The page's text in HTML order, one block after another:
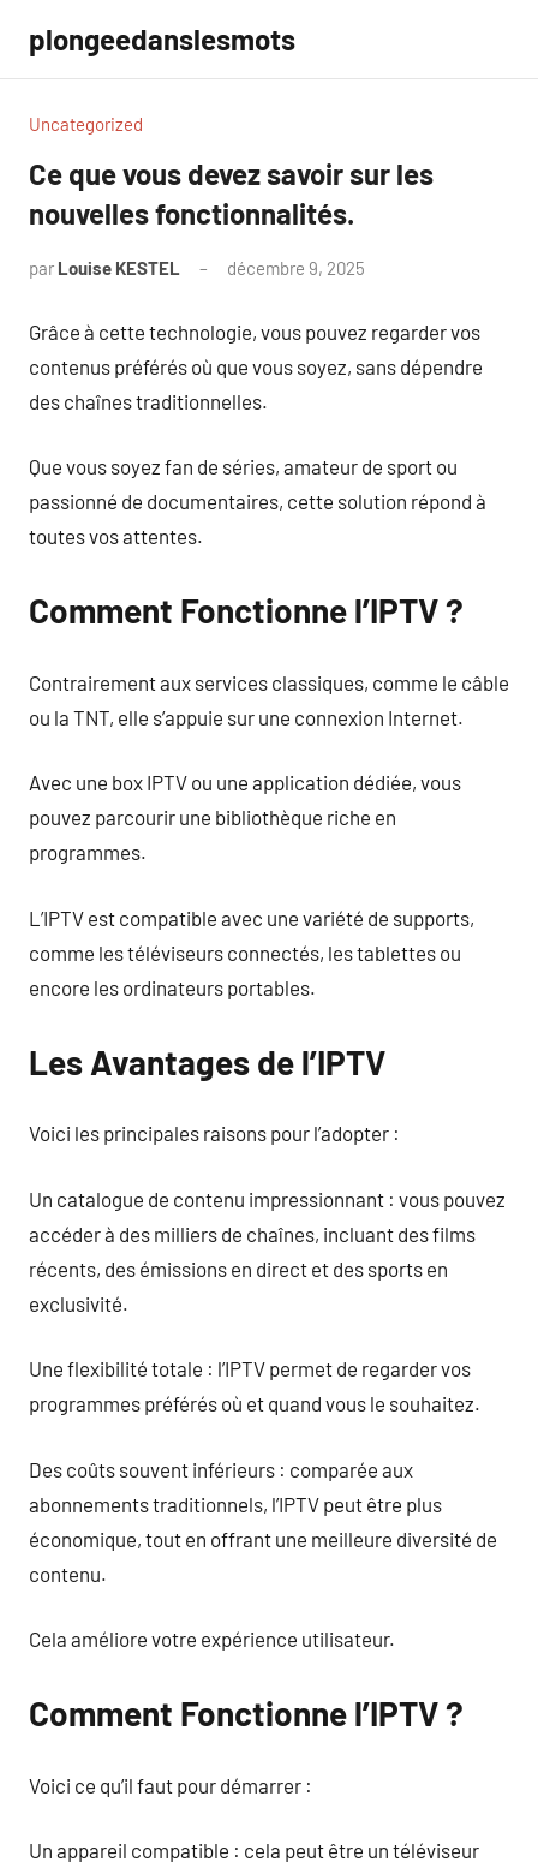
contenu
plongeedanslesmots
Uncategorized
Ce que vous devez savoir sur les
nouvelles fonctionnalités.
par Louise KESTEL décembre 9, 2025
Grâce à cette technologie, vous pouvez regarder vos
contenus préférés où que vous soyez, sans dépendre
des chaînes traditionnelles.
Que vous soyez fan de séries, amateur de sport ou
passionné de documentaires, cette solution répond à
toutes vos attentes.
Comment Fonctionne l’IPTV ?
Contrairement aux services classiques, comme le câble
ou la TNT, elle s’appuie sur une connexion Internet.
Avec une box IPTV ou une application dédiée, vous
pouvez parcourir une bibliothèque riche en
programmes.
L’IPTV est compatible avec une variété de supports,
comme les téléviseurs connectés, les tablettes ou
encore les ordinateurs portables.
Les Avantages de l’IPTV
Voici les principales raisons pour l’adopter :
Un catalogue de contenu impressionnant : vous pouvez
accéder à des milliers de chaînes, incluant des films
récents, des émissions en direct et des sports en
exclusivité.
Une flexibilité totale : l’IPTV permet de regarder vos
programmes préférés où et quand vous le souhaitez.
Des coûts souvent inférieurs : comparée aux
abonnements traditionnels, l’IPTV peut être plus
économique, tout en offrant une meilleure diversité de
contenu.
Cela améliore votre expérience utilisateur.
Comment Fonctionne l’IPTV ?
Voici ce qu’il faut pour démarrer :
Un appareil compatible : cela peut être un téléviseur